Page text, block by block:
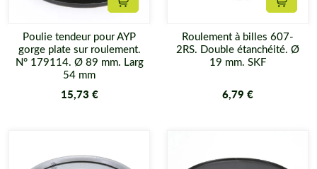
Ajouter au panier
Poulie tendeur pour AYP
gorge plate sur roulement.
N° 179114. Ø 89 mm. Larg
54 mm
15,73 €
Roulement à billes 607-
2RS. Double étanchéité. Ø
19 mm. SKF
6,79 €